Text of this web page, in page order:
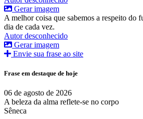
Gerar imagem
A melhor coisa que sabemos a respeito do
dia de cada vez.
Autor desconhecido
Gerar imagem
Envie sua frase ao site
Frase em destaque de hoje
06 de agosto de 2026
A beleza da alma reflete-se no corpo
Sêneca